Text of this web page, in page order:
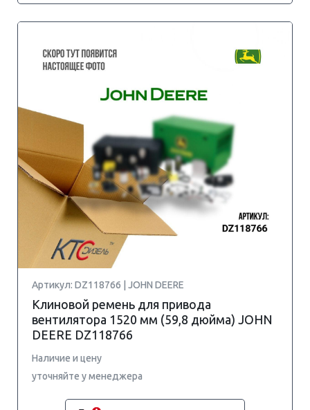
Артикул: DZ118766 | JOHN DEERE
Клиновой ремень для привода
вентилятора 1520 мм (59,8 дюйма) JOHN
DEERE DZ118766
Наличие и цену
уточняйте у менеджера